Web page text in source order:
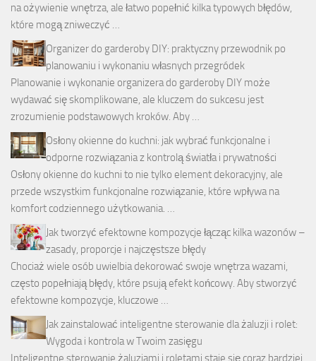
na ożywienie wnętrza, ale łatwo popełnić kilka typowych błędów,
które mogą zniweczyć …
Organizer do garderoby DIY: praktyczny przewodnik po
planowaniu i wykonaniu własnych przegródek
Planowanie i wykonanie organizera do garderoby DIY może
wydawać się skomplikowane, ale kluczem do sukcesu jest
zrozumienie podstawowych kroków. Aby …
Osłony okienne do kuchni: jak wybrać funkcjonalne i
odporne rozwiązania z kontrolą światła i prywatności
Osłony okienne do kuchni to nie tylko element dekoracyjny, ale
przede wszystkim funkcjonalne rozwiązanie, które wpływa na
komfort codziennego użytkowania. …
Jak tworzyć efektowne kompozycje łącząc kilka wazonów –
zasady, proporcje i najczęstsze błędy
Chociaż wiele osób uwielbia dekorować swoje wnętrza wazami,
często popełniają błędy, które psują efekt końcowy. Aby stworzyć
efektowne kompozycje, kluczowe …
Jak zainstalować inteligentne sterowanie dla żaluzji i rolet:
Wygoda i kontrola w Twoim zasięgu
Inteligentne sterowanie żaluzjami i roletami staje się coraz bardziej